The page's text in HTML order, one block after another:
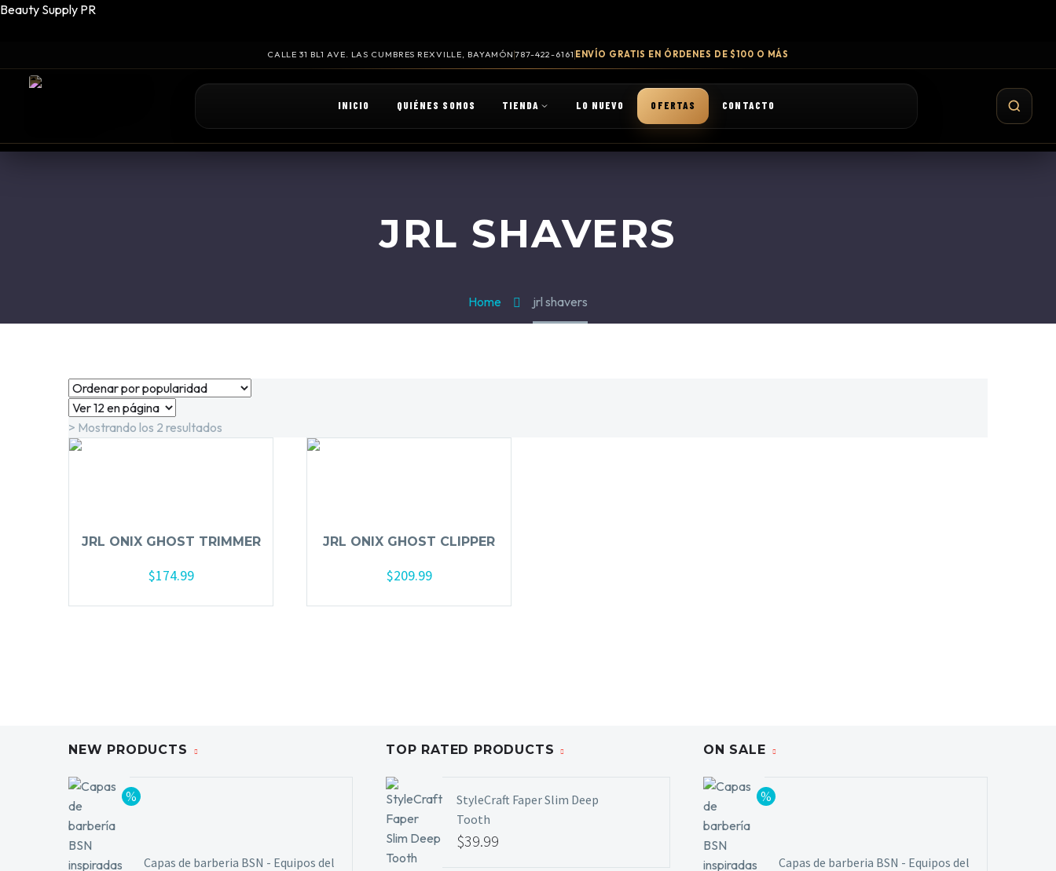
Beauty Supply PR
CALLE 31 BL1 AVE. LAS CUMBRES REXVILLE, BAYAMÓN 787-422-6161 ENVÍO GRATIS EN ÓRDENES DE $100 O MÁS
INICIO QUIÉNES SOMOS TIENDA LO NUEVO OFERTAS CONTACTO
JRL SHAVERS
Home jrl shavers
> Mostrando los 2 resultados
JRL ONIX GHOST TRIMMER
$174.99
JRL ONIX GHOST CLIPPER
$209.99
NEW PRODUCTS
Capas de barberia BSN - Equipos del
TOP RATED PRODUCTS
StyleCraft Faper Slim Deep
Tooth
$39.99
ON SALE
Capas de barberia BSN - Equipos del